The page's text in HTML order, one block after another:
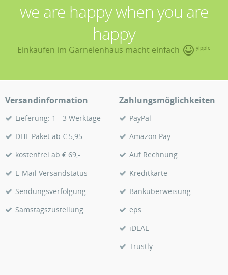
we are happy when you are
happy
Einkaufen im Garnelenhaus macht einfach yippie
Versandinformation
Lieferung: 1 - 3 Werktage
DHL-Paket ab € 5,95
kostenfrei ab € 69,-
E-Mail Versandstatus
Sendungsverfolgung
Samstagszustellung
Zahlungsmöglichkeiten
PayPal
Amazon Pay
Auf Rechnung
Kreditkarte
Banküberweisung
eps
iDEAL
Trustly